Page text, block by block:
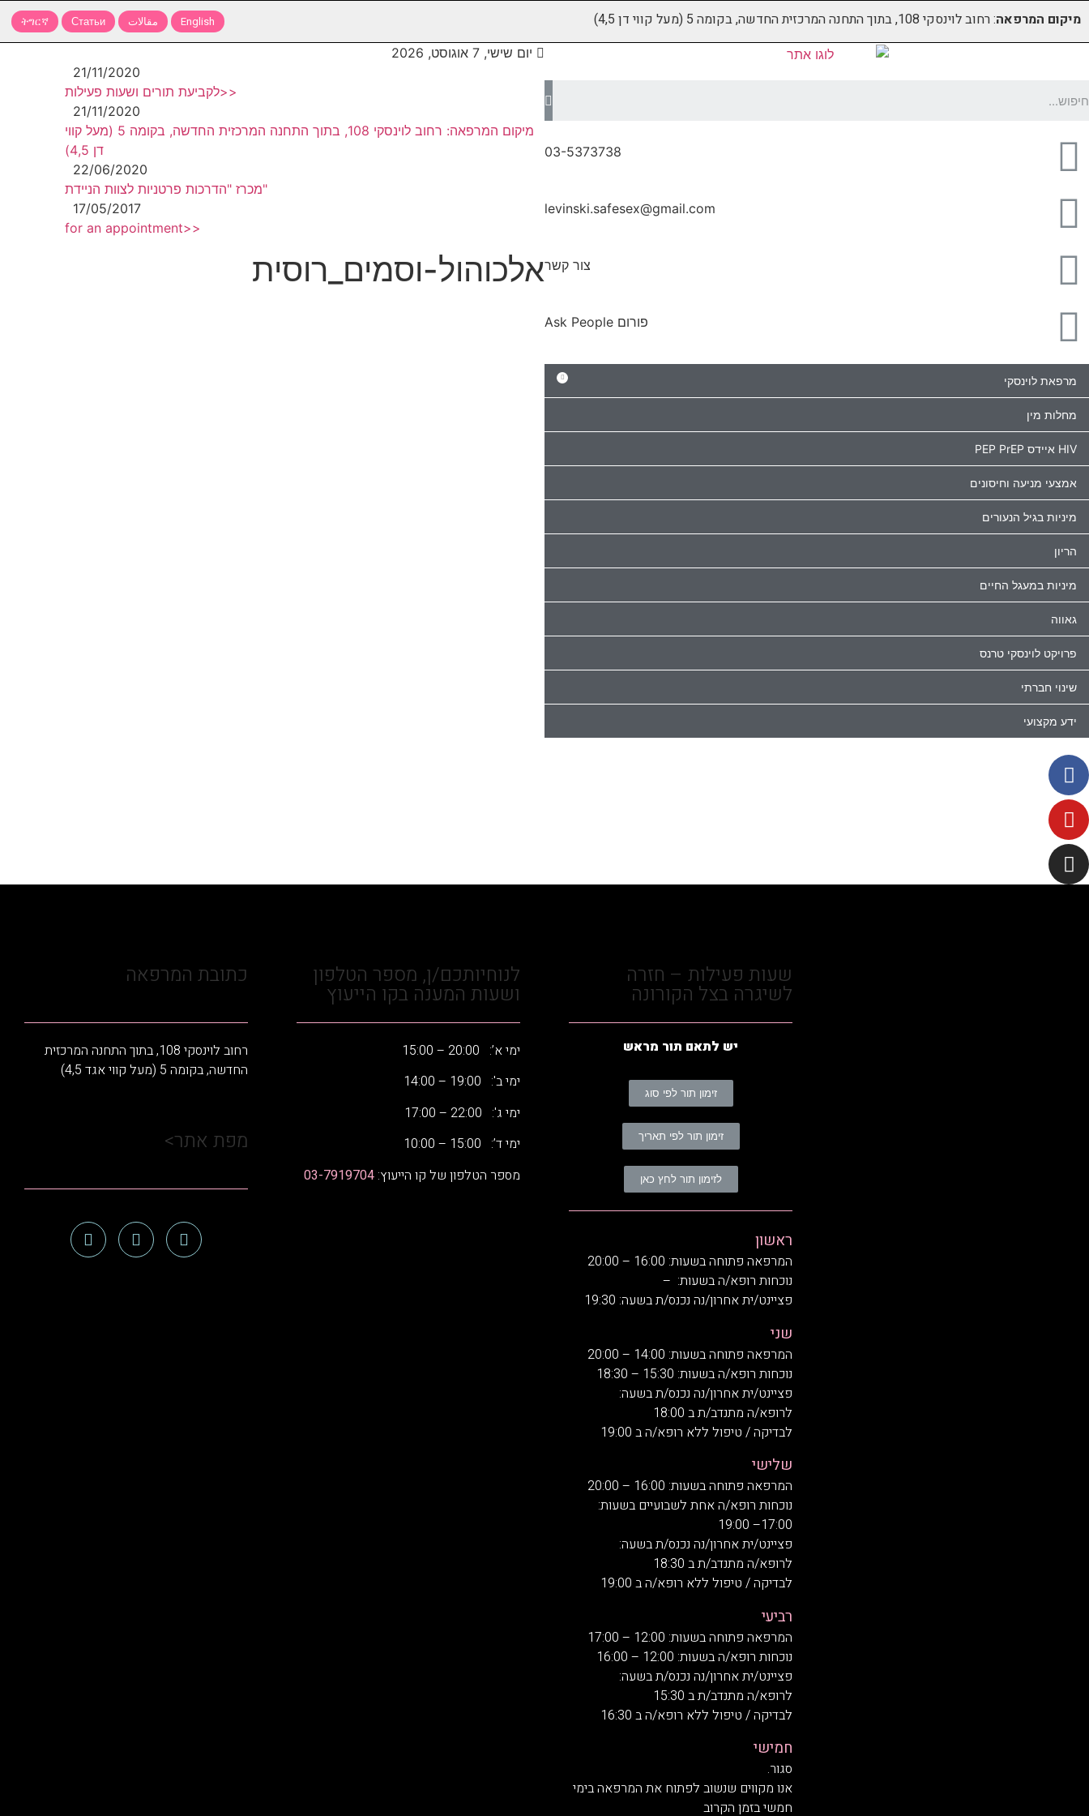
מיקום המרפאה: רחוב לוינסקי 108, בתוך התחנה המרכזית החדשה, בקומה 5 (מעל קווי דן 4,5) English مقالات Статьи
ትግርኛ
03-5373738
levinski.safesex@gmail.com
צור קשר
פורום Ask People
מרפאת לוינסקי
מחלות מין
HIV איידס PEP PrEP
אמצעי מניעה וחיסונים
מיניות בגיל הנעורים
הריון
מיניות במעגל החיים
גאווה
פרויקט לוינסקי טרנס
שינוי חברתי
ידע מקצועי
יום שישי, 7 אוגוסט, 2026
21/11/2020
לקביעת תורים ושעות פעילות>>
21/11/2020
מיקום המרפאה: רחוב לוינסקי 108, בתוך התחנה המרכזית החדשה, בקומה 5 (מעל קווי
דן 4,5)
22/06/2020
מכרז "הדרכות פרטניות לצוות הניידת"
17/05/2017
for an appointment>>
אלכוהול-וסמים_רוסית
שעות פעילות – חזרה
לשיגרה בצל הקורונה
יש לתאם תור מראש
זימון תור לפי סוג
זימון תור לפי תאריך
לזימון תור לחץ כאן
ראשון
המרפאה פתוחה בשעות: 16:00 – 20:00
נוכחות רופא/ה בשעות: –
פציינט/ית אחרון/נה נכנס/ת בשעה: 19:30
שני
המרפאה פתוחה בשעות: 14:00 – 20:00
נוכחות רופא/ה בשעות: 15:30 – 18:30
פציינט/ית אחרון/נה נכנס/ת בשעה:
לרופא/ה מתנדב/ת ב 18:00
לבדיקה / טיפול ללא רופא/ה ב 19:00
שלישי
המרפאה פתוחה בשעות: 16:00 – 20:00
נוכחות רופא/ה אחת לשבועיים בשעות:
17:00– 19:00
פציינט/ית אחרון/נה נכנס/ת בשעה:
לרופא/ה מתנדב/ת ב 18:30
לבדיקה / טיפול ללא רופא/ה ב 19:00
רביעי
המרפאה פתוחה בשעות: 12:00 – 17:00
נוכחות רופא/ה בשעות: 12:00 – 16:00
פציינט/ית אחרון/נה נכנס/ת בשעה:
לרופא/ה מתנדב/ת ב 15:30
לבדיקה / טיפול ללא רופא/ה ב 16:30
חמישי
סגור.
אנו מקווים שנשוב לפתוח את המרפאה בימי
חמשי בזמן הקרוב
לנוחיותכם/ן, מספר הטלפון
ושעות המענה בקו הייעוץ
ימי א’: 20:00 – 15:00
ימי ב': 19:00 – 14:00
ימי ג': 22:00 – 17:00
ימי ד’: 15:00 – 10:00
מספר הטלפון של קו הייעוץ: 03-7919704
כתובת המרפאה
רחוב לוינסקי 108, בתוך התחנה המרכזית
החדשה, בקומה 5 (מעל קווי אגד 4,5)
מפת אתר>